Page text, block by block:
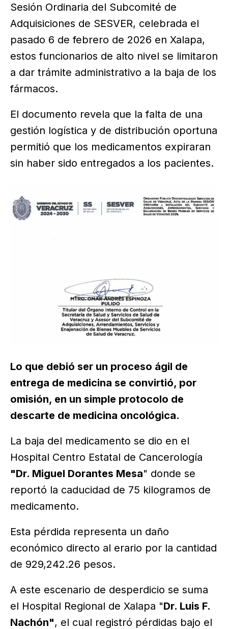
Sesión Ordinaria del Subcomité de
Adquisiciones de SESVER, celebrada el
pasado 6 de febrero de 2026 en Xalapa,
estos funcionarios de alto nivel se limitaron
a dar trámite administrativo a la baja de los
fármacos.
El documento revela que la falta de una
gestión logística y de distribución oportuna
permitió que los medicamentos expiraran
sin haber sido entregados a los pacientes.
Lo que debió ser un proceso ágil de
entrega de medicina se convirtió, por
omisión, en un simple protocolo de
descarte de medicina oncológica.
La baja del medicamento se dio en el
Hospital Centro Estatal de Cancerología
"Dr. Miguel Dorantes Mesa" donde se
reportó la caducidad de 75 kilogramos de
medicamento.
Esta pérdida representa un daño
económico directo al erario por la cantidad
de 929,242.26 pesos.
A este escenario de desperdicio se suma
el Hospital Regional de Xalapa "Dr. Luis F.
Nachón", el cual registró pérdidas bajo el